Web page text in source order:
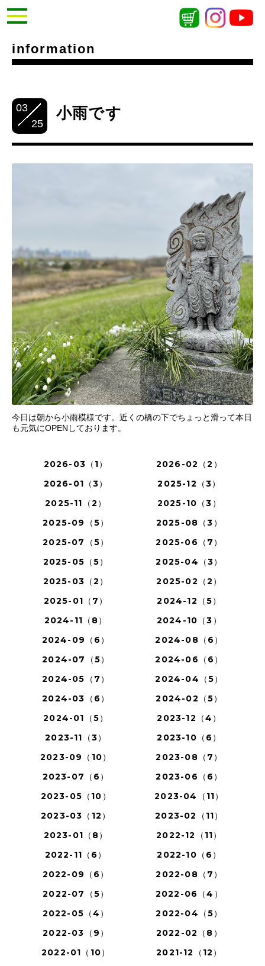
information
03
25
小雨です
今日は朝から小雨模様です。近くの橋の下でちょっと滑って本日
も元気にOPENしております。
2026-03（1）
2026-02（2）
2026-01（3）
2025-12（3）
2025-11（2）
2025-10（3）
2025-09（5）
2025-08（3）
2025-07（5）
2025-06（7）
2025-05（5）
2025-04（3）
2025-03（2）
2025-02（2）
2025-01（7）
2024-12（5）
2024-11（8）
2024-10（3）
2024-09（6）
2024-08（6）
2024-07（5）
2024-06（6）
2024-05（7）
2024-04（5）
2024-03（6）
2024-02（5）
2024-01（5）
2023-12（4）
2023-11（3）
2023-10（6）
2023-09（10）
2023-08（7）
2023-07（6）
2023-06（6）
2023-05（10）
2023-04（11）
2023-03（12）
2023-02（11）
2023-01（8）
2022-12（11）
2022-11（6）
2022-10（6）
2022-09（6）
2022-08（7）
2022-07（5）
2022-06（4）
2022-05（4）
2022-04（5）
2022-03（9）
2022-02（8）
2022-01（10）
2021-12（12）